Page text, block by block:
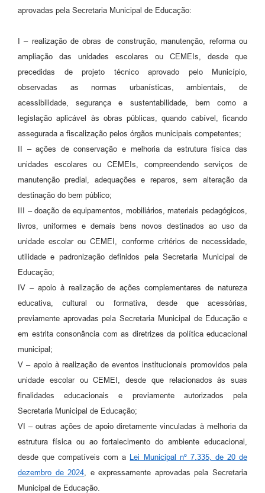
aprovadas pela Secretaria Municipal de Educação:
I – realização de obras de construção, manutenção, reforma ou
ampliação das unidades escolares ou CEMEIs, desde que
precedidas de projeto técnico aprovado pelo Município,
observadas as normas urbanísticas, ambientais, de
acessibilidade, segurança e sustentabilidade, bem como a
legislação aplicável às obras públicas, quando cabível, ficando
assegurada a fiscalização pelos órgãos municipais competentes;
II – ações de conservação e melhoria da estrutura física das
unidades escolares ou CEMEIs, compreendendo serviços de
manutenção predial, adequações e reparos, sem alteração da
destinação do bem público;
III – doação de equipamentos, mobiliários, materiais pedagógicos,
livros, uniformes e demais bens novos destinados ao uso da
unidade escolar ou CEMEI, conforme critérios de necessidade,
utilidade e padronização definidos pela Secretaria Municipal de
Educação;
IV – apoio à realização de ações complementares de natureza
educativa, cultural ou formativa, desde que acessórias,
previamente aprovadas pela Secretaria Municipal de Educação e
em estrita consonância com as diretrizes da política educacional
municipal;
V – apoio à realização de eventos institucionais promovidos pela
unidade escolar ou CEMEI, desde que relacionados às suas
finalidades educacionais e previamente autorizados pela
Secretaria Municipal de Educação;
VI – outras ações de apoio diretamente vinculadas à melhoria da
estrutura física ou ao fortalecimento do ambiente educacional,
desde que compatíveis com a
Lei Municipal nº 7.335, de 20 de
dezembro de 2024 , e expressamente aprovadas pela Secretaria
Municipal de Educação.